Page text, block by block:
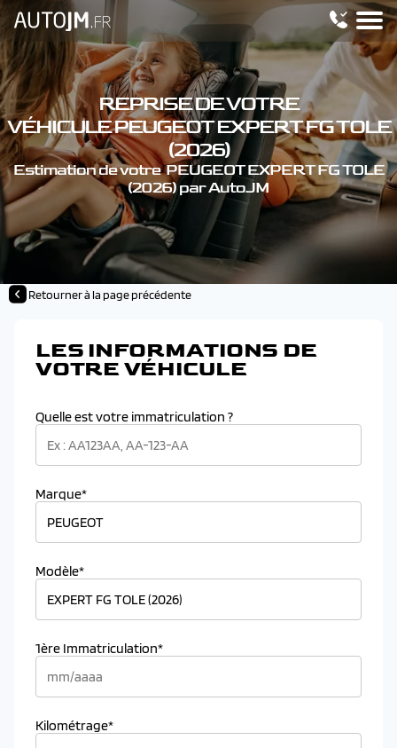
REPRISE DE VOTRE
VÉHICULE PEUGEOT EXPERT FG TOLE
(2026)
Estimation de votre PEUGEOT EXPERT FG TOLE
(2026) par AutoJM
Retourner à la page précédente
LES INFORMATIONS DE
VOTRE VÉHICULE
Quelle est votre immatriculation ?
Marque*
Modèle*
1ère Immatriculation*
Kilométrage*